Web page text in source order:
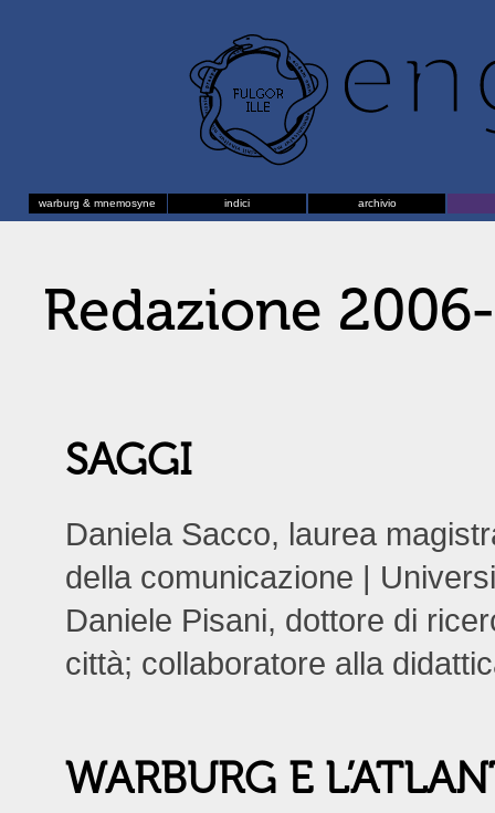
warburg & mnemosyne indici archivio
Redazione
SAGGI
Daniela Sacco, laurea
della comunicazione |
Daniele Pisani, dottore di
città; collaboratore alla
WARBURG E